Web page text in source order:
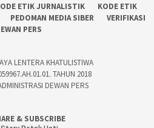
ETIK JURNALISTIK
KODE ETIK
PEDOMAN MEDIA SIBER
VERIFIKASI
PERS
LENTERA KHATULISTIWA
TAHUN 2018
DEWAN PERS
& SUBSCRIBE